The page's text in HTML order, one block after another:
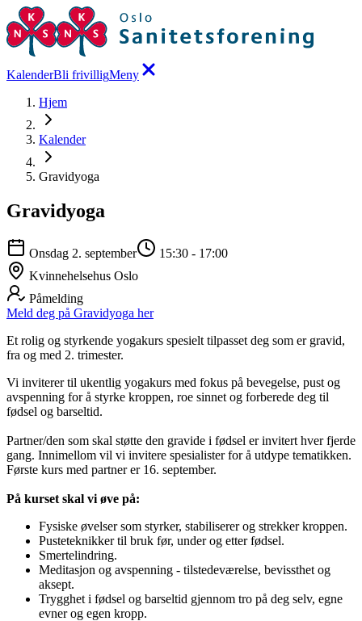
KalenderBli frivilligMeny
Hjem
Kalender
Gravidyoga
Gravidyoga
Onsdag 2. september 15:30 - 17:00
Kvinnehelsehus Oslo
Påmelding
Meld deg på Gravidyoga her
Et rolig og styrkende yogakurs spesielt tilpasset deg som er gravid,
fra og med 2. trimester.
Vi inviterer til ukentlig yogakurs med fokus på bevegelse, pust og
avspenning for å styrke kroppen, roe sinnet og forberede deg til
fødsel og barseltid.
Partner/den som skal støtte den gravide i fødsel er invitert hver fjerde
gang. Innimellom vil vi invitere spesialister for å utdype tematikken.
Første kurs med partner er 16. september.
På kurset skal vi øve på:
Fysiske øvelser som styrker, stabiliserer og strekker kroppen.
Pusteteknikker til bruk før, under og etter fødsel.
Smertelindring.
Meditasjon og avspenning - tilstedeværelse, bevissthet og
aksept.
Trygghet i fødsel og barseltid gjennom tro på deg selv, egne
evner og egen kropp.